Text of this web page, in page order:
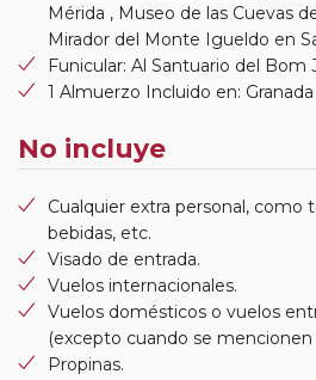
Mérida , Museo de las Cuevas
Mirador del Monte Igueldo en
Funicular: Al Santuario del Bom
1 Almuerzo Incluido en: Granada
No incluye
Cualquier extra personal, como
bebidas, etc.
Visado de entrada.
Vuelos internacionales.
Vuelos domésticos o vuelos
(excepto cuando se mencionen
Propinas.